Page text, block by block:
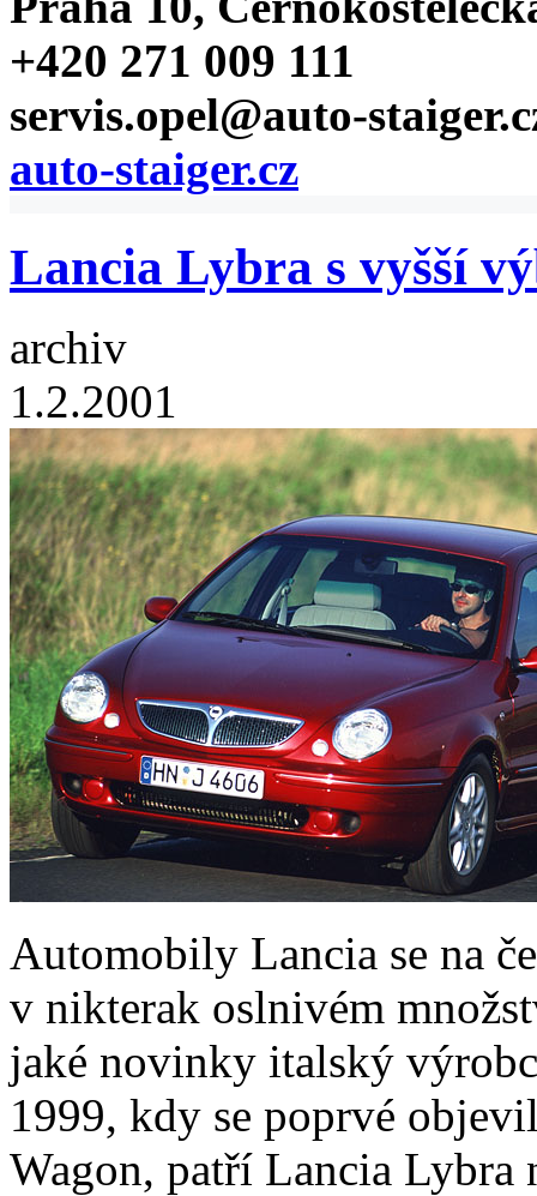
+420 271 009 111
servis.opel@auto-
auto-staiger.cz
Lancia Lybra s vyšší
archiv
1.2.2001
Automobily Lancia se na
v nikterak oslnivém
jaké novinky italský
1999, kdy se poprvé
Wagon, patří Lancia Lybra